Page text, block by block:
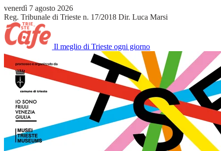
venerdì 7 agosto 2026
Reg. Tribunale di Trieste n. 17/2018 Dir. Luca Marsi
Il meglio di Trieste ogni giorno